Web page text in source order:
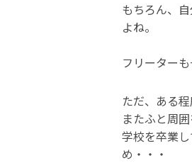
もちろん、
よね。
フリーター
ただ、ある
またふと周
学校を卒業
め・・・